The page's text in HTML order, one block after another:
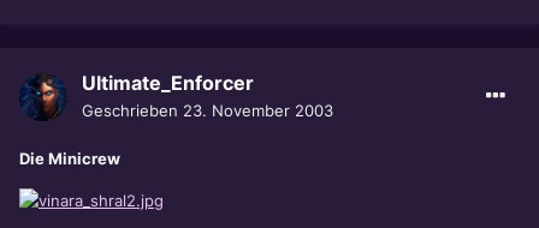
Ultimate_Enforcer
Geschrieben 23. November 2003
Die Minicrew